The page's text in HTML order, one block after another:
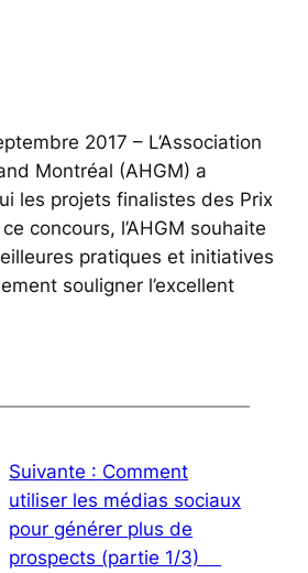
2017 – L’Association
Montréal (AHGM) a
les projets finalistes des Prix
concours, l’AHGM souhaite
pratiques et initiatives
souligner l’excellent
Suivante : Comment
utiliser les médias sociaux
pour générer plus de
prospects (partie 1/3)